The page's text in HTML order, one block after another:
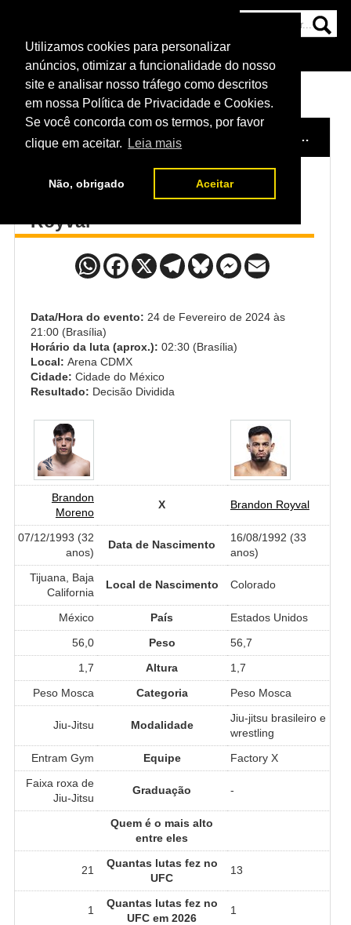
Utilizamos cookies para personalizar
anúncios, otimizar a funcionalidade do nosso
site e analisar nosso tráfego como descritos
em nossa Política de Privacidade e Cookies.
Se você concorda com os termos, por favor
clique em aceitar.
Leia mais
Não, obrigado Aceitar
NOTÍCIAS
HOME EVENTO / UFC FIGHT NIGHT: MORENO VS. ROYVAL 2
Brandon Moreno x Brandon
Royval
Data/Hora do evento: 24 de Fevereiro de 2024 às
21:00 (Brasília)
Horário da luta (aprox.): 02:30 (Brasília)
Local: Arena CDMX
Cidade: Cidade do México
Resultado: Decisão Dividida
Brandon
Moreno
X Brandon Royval
07/12/1993 (32
anos)
Data de Nascimento
16/08/1992 (33
anos)
Tijuana, Baja
California
Local de Nascimento Colorado
México País
Estados Unidos
56,0
Peso
56,7
1,7
Altura
1,7
Peso Mosca
Categoria Peso Mosca
Jiu-Jitsu Modalidade
Jiu-jitsu brasileiro e
wrestling
Entram Gym
Equipe
Factory X
Faixa roxa de
Jiu-Jitsu
Graduação -
Quem é o mais alto
entre eles
21
Quantas lutas fez no
UFC
13
1
Quantas lutas fez no
UFC em 2026
1